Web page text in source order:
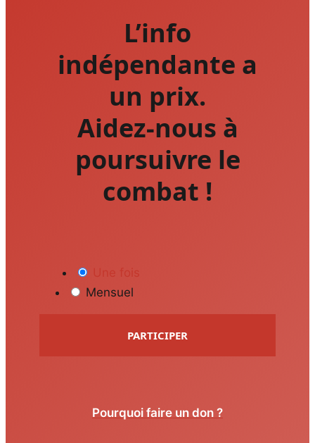
L’info
indépendante a
un prix.
Aidez-nous à
poursuivre le
combat !
Mensuel
PARTICIPER
Pourquoi faire un don ?